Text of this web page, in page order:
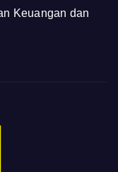
Keuangan dan